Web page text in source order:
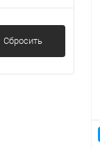
Сбросить